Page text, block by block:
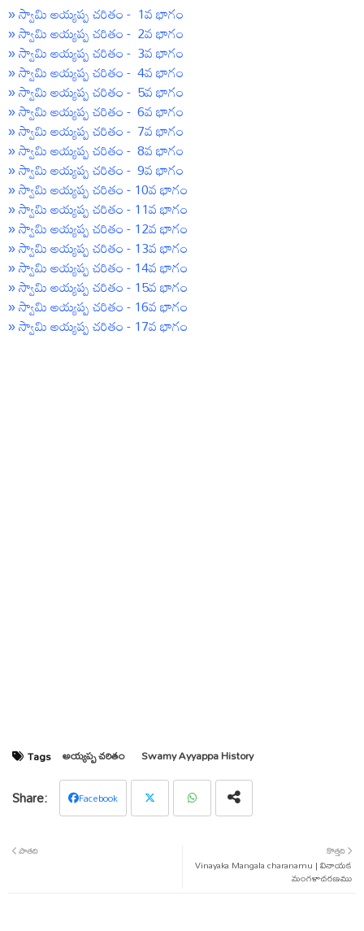
» స్వామి అయ్యప్ప చరితం - 1వ భాగం
» స్వామి అయ్యప్ప చరితం - 2వ భాగం
» స్వామి అయ్యప్ప చరితం - 3వ భాగం
» స్వామి అయ్యప్ప చరితం - 4వ భాగం
» స్వామి అయ్యప్ప చరితం - 5వ భాగం
» స్వామి అయ్యప్ప చరితం - 6వ భాగం
» స్వామి అయ్యప్ప చరితం - 7వ భాగం
» స్వామి అయ్యప్ప చరితం - 8వ భాగం
» స్వామి అయ్యప్ప చరితం - 9వ భాగం
» స్వామి అయ్యప్ప చరితం - 10వ భాగం
» స్వామి అయ్యప్ప చరితం - 11వ భాగం
» స్వామి అయ్యప్ప చరితం - 12వ భాగం
» స్వామి అయ్యప్ప చరితం - 13వ భాగం
» స్వామి అయ్యప్ప చరితం - 14వ భాగం
» స్వామి అయ్యప్ప చరితం - 15వ భాగం
» స్వామి అయ్యప్ప చరితం - 16వ భాగం
» స్వామి అయ్యప్ప చరితం - 17వ భాగం
Tags అయ్యప్ప చరితం Swamy Ayyappa History
Facebook
tsap
కొత్తది
Vinayaka Mangala charanamu | వినాయక
మంగళాచరణము
పాతది